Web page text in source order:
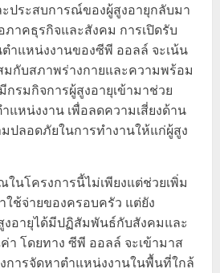
ประสบการณ์ของผู้สูงอายุกลับมา
ภาคธุรกิจและสังคม การเปิดรับ
ำแหน่งงานของซีพี ออลล์ จะเน้น
กับสภาพร่างกายและความพร้อม
รมกิจการผู้สูงอายุเข้ามาช่วย
แหน่งงาน เพื่อลดความเสี่ยงด้าน
ปลอดภัยในการทำงานให้แก่ผู้สูง
นโครงการนี้ไม่เพียงแต่ช่วยเพิ่ม
ใช้จ่ายของครอบครัว แต่ยัง
งอายุได้มีปฏิสัมพันธ์กับสังคมและ
า โดยทาง ซีพี ออลล์ จะเข้ามาส
การจัดหาตำแหน่งงานในพื้นที่ใกล้